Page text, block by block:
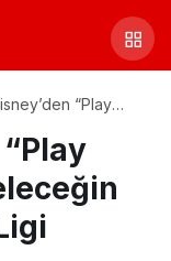
“Play
Ligi